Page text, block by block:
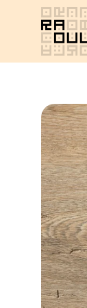
contenu